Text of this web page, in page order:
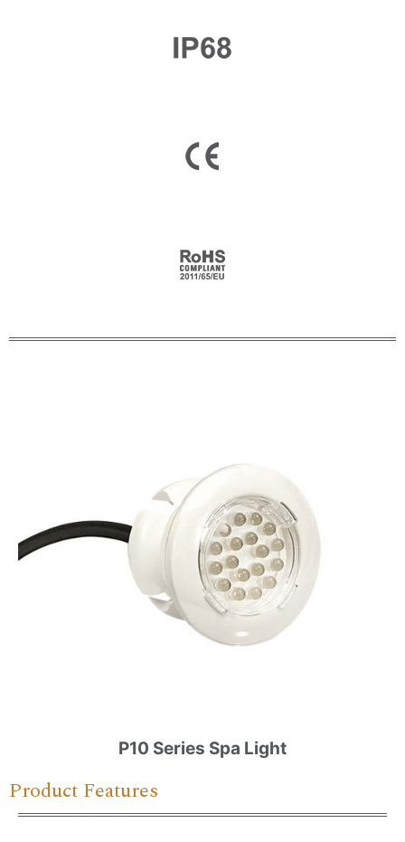
P10 Series Spa Light
Product Features
País (Por favor seleccione)
condiciones para que Emaux
Water Technology use mis datos